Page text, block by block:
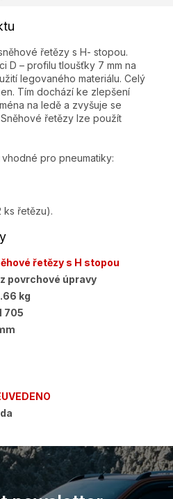
řetězy s H- stopou.
D – profilu tloušťky 7 mm na
legovaného materiálu. Celý
Tím dochází ke zlepšení
na ledě a zvyšuje se
řetězy lze použít
pro pneumatiky:
ks řetězu).
řetězy s H stopou
povrchové úpravy
kg
705